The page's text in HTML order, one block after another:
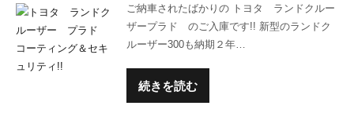
ご納車されたばかりの トヨタ ランドクルー
ザープラド のご入庫です!! 新型のランドク
ルーザー300も納期２年…
続きを読む